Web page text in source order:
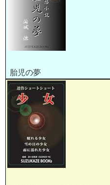
胎児の夢